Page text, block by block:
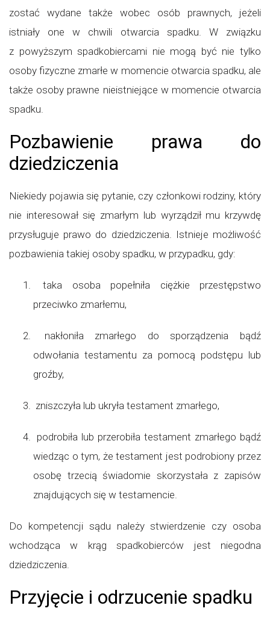
zostać wydane także wobec osób prawnych, jeżeli
istniały one w chwili otwarcia spadku. W związku
z powyższym spadkobiercami nie mogą być nie tylko
osoby fizyczne zmarłe w momencie otwarcia spadku, ale
także osoby prawne nieistniejące w momencie otwarcia
spadku.
Pozbawienie prawa do
dziedziczenia
Niekiedy pojawia się pytanie, czy członkowi rodziny, który
nie interesował się zmarłym lub wyrządził mu krzywdę
przysługuje prawo do dziedziczenia. Istnieje możliwość
pozbawienia takiej osoby spadku, w przypadku, gdy:
taka osoba popełniła ciężkie przestępstwo
przeciwko zmarłemu,
nakłoniła zmarłego do sporządzenia bądź
odwołania testamentu za pomocą podstępu lub
groźby,
zniszczyła lub ukryła testament zmarłego,
podrobiła lub przerobiła testament zmarłego bądź
wiedząc o tym, że testament jest podrobiony przez
osobę trzecią świadomie skorzystała z zapisów
znajdujących się w testamencie.
Do kompetencji sądu należy stwierdzenie czy osoba
wchodząca w krąg spadkobierców jest niegodna
dziedziczenia.
Przyjęcie i odrzucenie spadku